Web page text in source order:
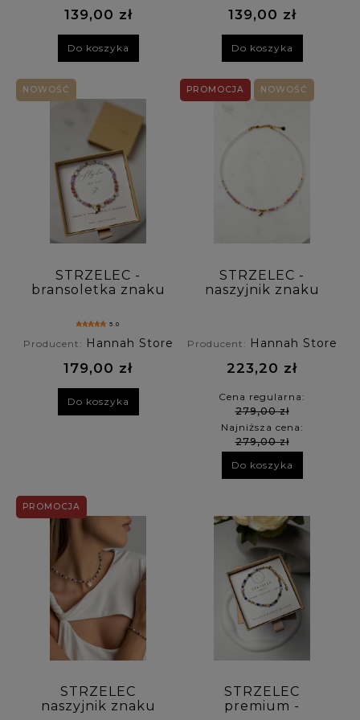
139,00 zł
Do koszyka
139,00 zł
Do koszyka
STRZELEC -
bransoletka znaku
- chalcedon,
kryształ górski
5.0
Producent: Hannah Store
179,00 zł
Do koszyka
NOWOŚĆ
STRZELEC -
naszyjnik znaku
kryształ górski
Producent: Hannah Store
223,20 zł
Cena regularna:
279,00 zł
Najniższa cena:
279,00 zł
Do koszyka
PROMOCJA NOWOŚĆ
STRZELEC
naszyjnik znaku
PROMOCJA
STRZELEC
premium -